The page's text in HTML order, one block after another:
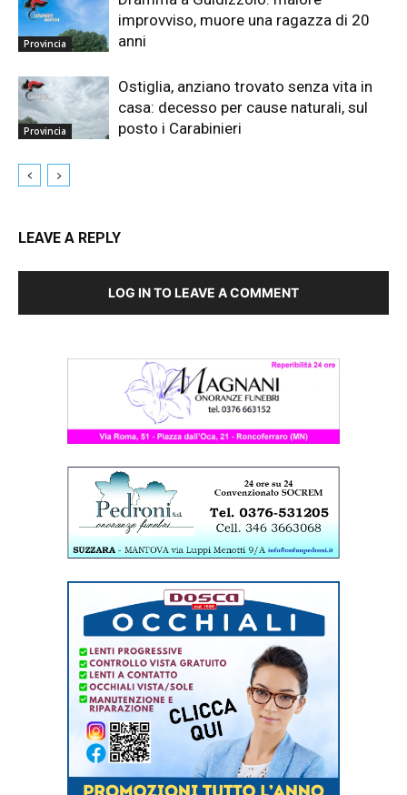
Provincia
improvviso, muore una ragazza di 20
anni
Provincia
Ostiglia, anziano trovato senza vita in
casa: decesso per cause naturali, sul
posto i Carabinieri
LEAVE A REPLY
LOG IN TO LEAVE A COMMENT